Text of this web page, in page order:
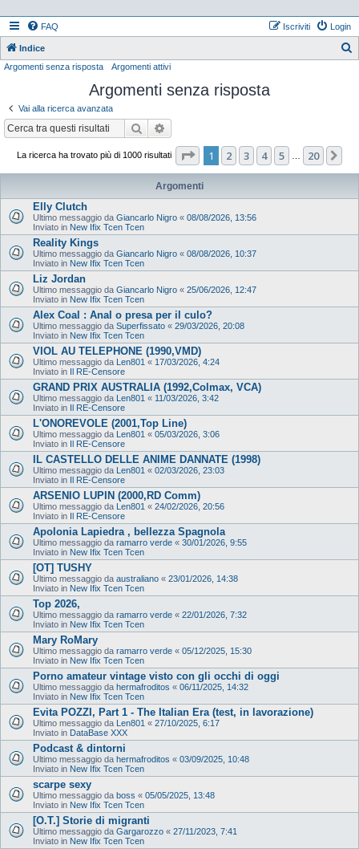
FAQ Login
Iscriviti
Indice
Argomenti senza risposta Argomenti attivi
Argomenti senza risposta
Vai alla ricerca avanzata
Cerca
La ricerca ha trovato più di 1000 risultati Pagina di 20
1 2 3 4 5 20
Argomenti
Elly Clutch
Ultimo messaggio da Giancarlo Nigro « 08/08/2026, 13:56
Inviato in New Ifix Tcen Tcen
Reality Kings
Ultimo messaggio da Giancarlo Nigro « 08/08/2026, 10:37
Inviato in New Ifix Tcen Tcen
Liz Jordan
Ultimo messaggio da Giancarlo Nigro « 25/06/2026, 12:47
Inviato in New Ifix Tcen Tcen
Alex Coal : Anal o presa per il culo?
Ultimo messaggio da Superfissato « 29/03/2026, 20:08
Inviato in New Ifix Tcen Tcen
VIOL AU TELEPHONE (1990,VMD)
Ultimo messaggio da Len801 « 17/03/2026, 4:24
Inviato in Il RE-Censore
GRAND PRIX AUSTRALIA (1992,Colmax, VCA)
Ultimo messaggio da Len801 « 11/03/2026, 3:42
Inviato in Il RE-Censore
L'ONOREVOLE (2001,Top Line)
Ultimo messaggio da Len801 « 05/03/2026, 3:06
Inviato in Il RE-Censore
IL CASTELLO DELLE ANIME DANNATE (1998)
Ultimo messaggio da Len801 « 02/03/2026, 23:03
Inviato in Il RE-Censore
ARSENIO LUPIN (2000,RD Comm)
Ultimo messaggio da Len801 « 24/02/2026, 20:56
Inviato in Il RE-Censore
Apolonia Lapiedra , bellezza Spagnola
Ultimo messaggio da ramarro verde « 30/01/2026, 9:55
Inviato in New Ifix Tcen Tcen
[OT] TUSHY
Ultimo messaggio da australiano « 23/01/2026, 14:38
Inviato in New Ifix Tcen Tcen
Top 2026,
Ultimo messaggio da ramarro verde « 22/01/2026, 7:32
Inviato in New Ifix Tcen Tcen
Mary RoMary
Ultimo messaggio da ramarro verde « 05/12/2025, 15:30
Inviato in New Ifix Tcen Tcen
Porno amateur vintage visto con gli occhi di oggi
Ultimo messaggio da hermafroditos « 06/11/2025, 14:32
Inviato in New Ifix Tcen Tcen
Evita POZZI, Part 1 - The Italian Era (test, in lavorazione)
Ultimo messaggio da Len801 « 27/10/2025, 6:17
Inviato in DataBase XXX
Podcast & dintorni
Ultimo messaggio da hermafroditos « 03/09/2025, 10:48
Inviato in New Ifix Tcen Tcen
scarpe sexy
Ultimo messaggio da boss « 05/05/2025, 13:48
Inviato in New Ifix Tcen Tcen
[O.T.] Storie di migranti
Ultimo messaggio da Gargarozzo « 27/11/2023, 7:41
Inviato in New Ifix Tcen Tcen